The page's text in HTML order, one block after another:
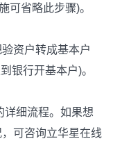
可省略此步骤)。
资户转成基本户
银行开基本户)。
详细流程。如果想
可咨询立华星在线